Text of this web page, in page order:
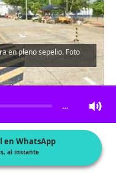
en pleno sepelio. Foto
…
en WhatsApp
al instante